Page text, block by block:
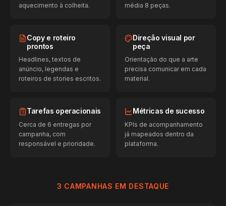
aquecimento à colheita.
média 8 peças.
Copy e roteiro
prontos
Headlines, textos de
anúncio, legendas e
roteiros de stories escritos.
Direção visual por
peça
Orientação do que a arte
precisa comunicar em cada
material.
Tarefas operacionais
Cerca de 6 entregas por
campanha, com
responsável e prioridade.
Métricas de sucesso
KPIs de acompanhamento
já mapeados dentro da
plataforma.
3 CAMPANHAS EM DESTAQUE